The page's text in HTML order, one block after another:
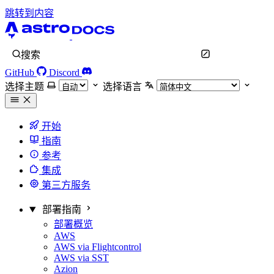
跳转到内容
搜索
GitHub
Discord
选择主题
选择语言
开始
指南
参考
集成
第三方服务
部署指南
部署概览
AWS
AWS via Flightcontrol
AWS via SST
Azion